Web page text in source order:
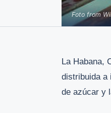
Foto from
La Habana,
distribuida a
de azúcar y